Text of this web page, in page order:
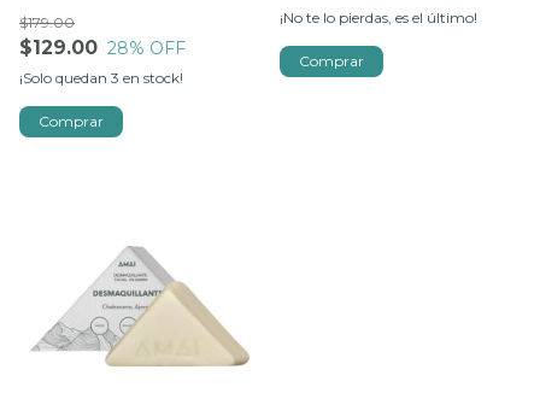
$129.00
$179.00
28% OFF
¡Solo quedan 3 en stock!
¡No te lo pierdas, es el último!